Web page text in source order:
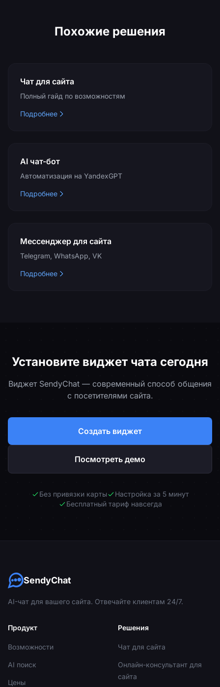
Похожие решения
Чат для сайта
Полный гайд по возможностям
Подробнее
AI чат-бот
Автоматизация на YandexGPT
Подробнее
Мессенджер для сайта
Telegram, WhatsApp, VK
Подробнее
Установите виджет чата сегодня
Виджет SendyChat — современный способ общения
с посетителями сайта.
Создать виджет
Посмотреть демо
Без привязки карты
Настройка за 5 минут
Бесплатный тариф навсегда
SendyChat
AI-чат для вашего сайта. Отвечайте клиентам 24/7.
Продукт
Возможности
AI поиск
Цены
Решения
Чат для сайта
Онлайн-консультант для
сайта